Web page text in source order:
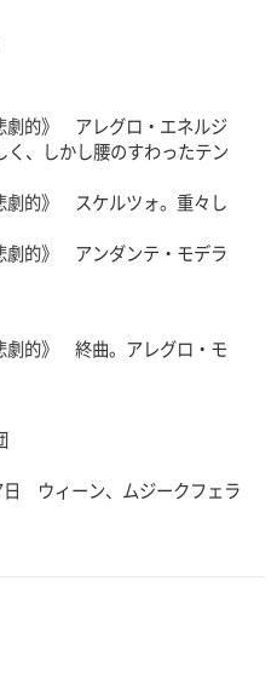
劇的》 アレグロ・エネルジ
く、しかし腰のすわったテン
劇的》 スケルツォ。重々し
劇的》 アンダンテ・モデラ
劇的》 終曲。アレグロ・モ
日 ウィーン、ムジークフェラ